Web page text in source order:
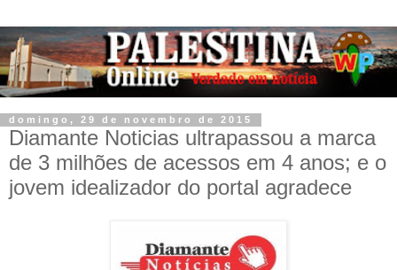
domingo, 29 de novembro de 2015
Diamante Noticias ultrapassou a marca
de 3 milhões de acessos em 4 anos; e o
jovem idealizador do portal agradece